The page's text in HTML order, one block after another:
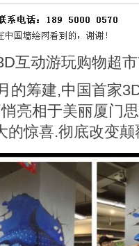
互动游玩购物超
的筹建,中国首家
亮相于美丽厦门
的惊喜.彻底改变